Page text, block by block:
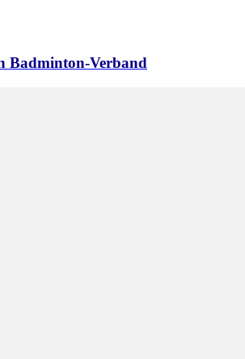
Badminton-Verband